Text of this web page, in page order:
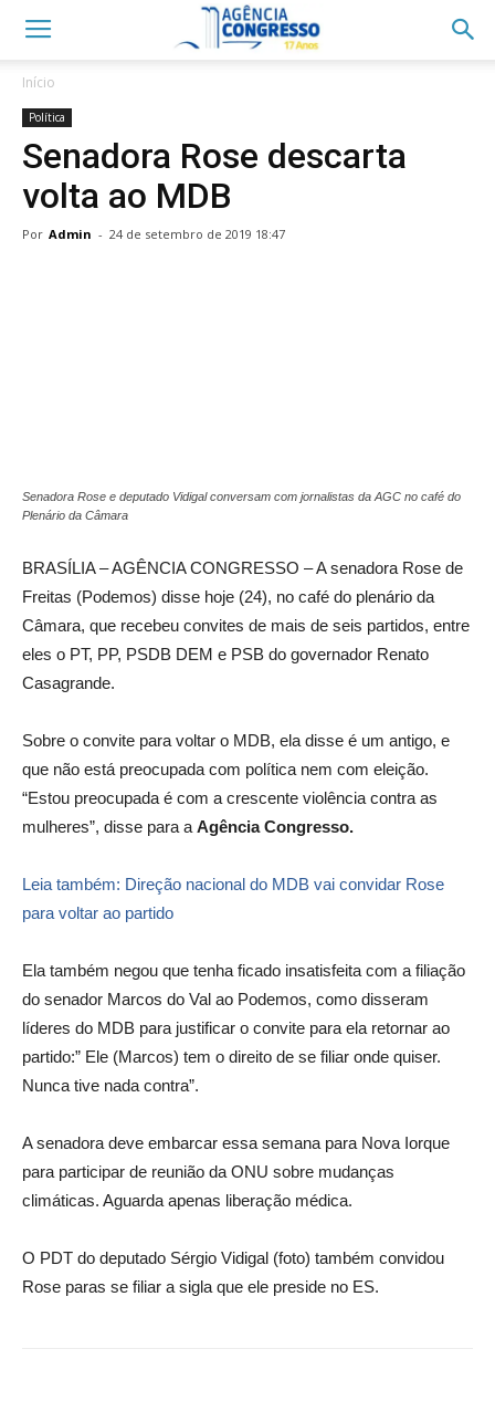
Início
Política
Senadora Rose descarta
volta ao MDB
Por Admin - 24 de setembro de 2019 18:47
Senadora Rose e deputado Vidigal conversam com jornalistas da AGC no café do
Plenário da Câmara
BRASÍLIA – AGÊNCIA CONGRESSO – A senadora Rose de
Freitas (Podemos) disse hoje (24), no café do plenário da
Câmara, que recebeu convites de mais de seis partidos, entre
eles o PT, PP, PSDB DEM e PSB do governador Renato
Casagrande.
Sobre o convite para voltar o MDB, ela disse é um antigo, e
que não está preocupada com política nem com eleição.
“Estou preocupada é com a crescente violência contra as
mulheres”, disse para a Agência Congresso.
Leia também: Direção nacional do MDB vai convidar Rose
para voltar ao partido
Ela também negou que tenha ficado insatisfeita com a filiação
do senador Marcos do Val ao Podemos, como disseram
líderes do MDB para justificar o convite para ela retornar ao
partido:” Ele (Marcos) tem o direito de se filiar onde quiser.
Nunca tive nada contra”.
A senadora deve embarcar essa semana para Nova Iorque
para participar de reunião da ONU sobre mudanças
climáticas. Aguarda apenas liberação médica.
O PDT do deputado Sérgio Vidigal (foto) também convidou
Rose paras se filiar a sigla que ele preside no ES.